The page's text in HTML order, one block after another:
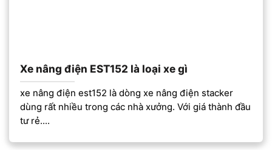
Xe nâng điện EST152 là loại xe gì
xe nâng điện est152 là dòng xe nâng điện stacker
dùng rất nhiều trong các nhà xưởng. Với giá thành đầu
tư rẻ....